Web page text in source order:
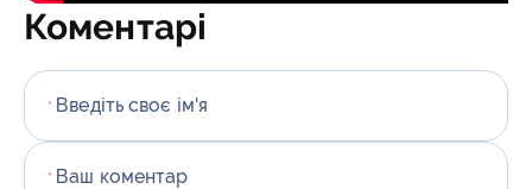
Коментарі
* Введіть своє ім'я
* Ваш коментар